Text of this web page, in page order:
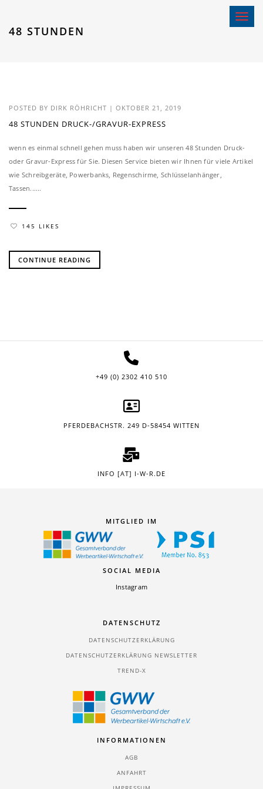
Toggle
48 STUNDEN
POSTED BY DIRK RÖHRICHT | OKTOBER 21, 2019
48 STUNDEN DRUCK-/GRAVUR-EXPRESS
wenn es einmal schnell gehen muss haben wir unseren 48 Stunden Druck-
oder Gravur-Express für Sie. Diesen Service bieten wir Ihnen für viele Artikel
wie Schreibgeräte, Powerbanks, Regenschirme, Schlüsselanhänger,
Tassen......
145 LIKES
CONTINUE READING
+49 (0) 2302 410 510
PFERDEBACHSTR. 249 D-58454 WITTEN
INFO [AT] I-W-R.DE
MITGLIED IM
SOCIAL MEDIA
Instagram
DATENSCHUTZ
DATENSCHUTZERKLÄRUNG
DATENSCHUTZERKLÄRUNG NEWSLETTER
TREND-X
INFORMATIONEN
AGB
ANFAHRT